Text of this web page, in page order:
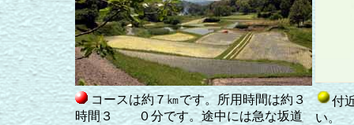
コースは約７㎞です。所用時間は約３
時間３ ０分です。途中には急な坂道
付
い。